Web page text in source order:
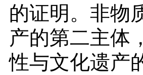
的证明。非物
产的第二主体
性与文化遗产